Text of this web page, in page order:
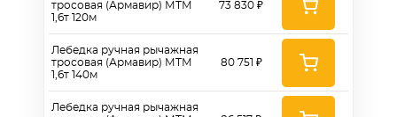
тросовая (Армавир) МТМ
1,6т 120м
Лебедка ручная рычажная
тросовая (Армавир) МТМ
1,6т 140м
Лебедка ручная рычажная
73 830 ₽
80 751 ₽